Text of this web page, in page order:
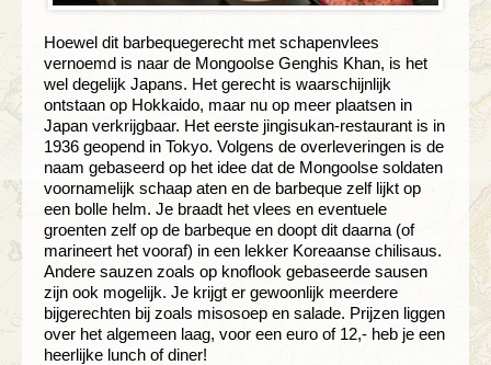
Hoewel dit barbequegerecht met schapenvlees
vernoemd is naar de Mongoolse Genghis Khan, is het
wel degelijk Japans. Het gerecht is waarschijnlijk
ontstaan op Hokkaido, maar nu op meer plaatsen in
Japan verkrijgbaar. Het eerste jingisukan-restaurant is in
1936 geopend in Tokyo. Volgens de overleveringen is de
naam gebaseerd op het idee dat de Mongoolse soldaten
voornamelijk schaap aten en de barbeque zelf lijkt op
een bolle helm. Je braadt het vlees en eventuele
groenten zelf op de barbeque en doopt dit daarna (of
marineert het vooraf) in een lekker Koreaanse chilisaus.
Andere sauzen zoals op knoflook gebaseerde sausen
zijn ook mogelijk. Je krijgt er gewoonlijk meerdere
bijgerechten bij zoals misosoep en salade. Prijzen liggen
over het algemeen laag, voor een euro of 12,- heb je een
heerlijke lunch of diner!